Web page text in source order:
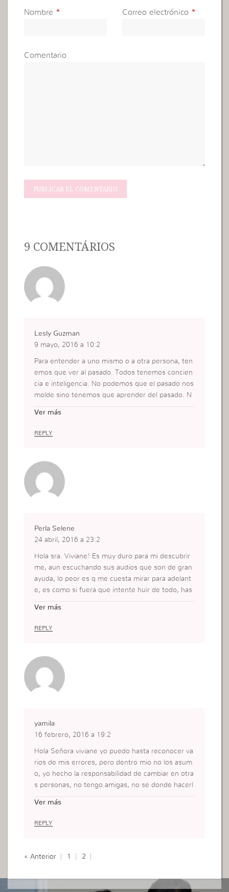
Nombre * Correo electrónico *
Comentario
9 COMENTÁRIOS
Lesly Guzman
9 mayo, 2016 a 10:2
Para entender a uno mismo o a otra persona, ten
emos que ver al pasado. Todos tenemos concien
cia e inteligencia. No podemos que el pasado nos
molde sino tenemos que aprender del pasado. N
Ver más
REPLY
Perla Selene
24 abril, 2016 a 23:2
Hola sra. Viviane! Es muy duro para mi descubrir
me, aun escuchando sus audios que son de gran
ayuda, lo peor es q me cuesta mirar para adelant
e, es como si fuera que intente huir de todo, has
ntale tu situacion y otro que me dice: no vayas pa
ra que lo vas a intentar que va decir de ti; es hom
bre no te va a entender. Recien me puse a pensa
r que uno quiere mi bien y el otro mi mal.. No voy
Ver más
REPLY
yamila
16 febrero, 2016 a 19:2
Hola Señora viviane yo puedo hasta reconocer va
rios de mis errores, pero dentro mio no los asum
o, yo hecho la responsabilidad de cambiar en otra
s personas, no tengo amigas, no se donde hacerl
pero resulta que no lo soy, cuando pequé una vo
y luego de eso si quede triste, ahora si yo lo esta
Ver más
REPLY
« Anterior 1 2